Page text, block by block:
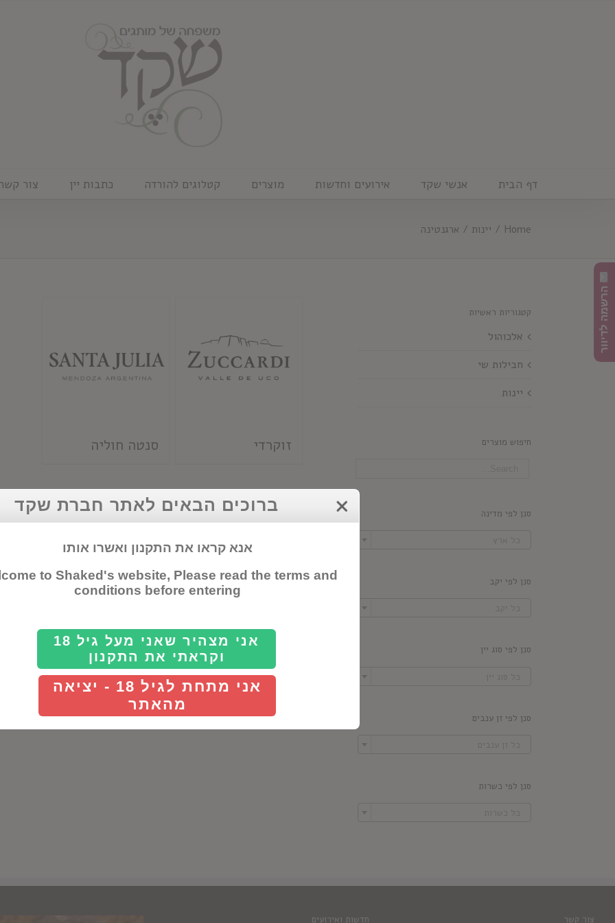
דף הבית אנשי שקד אירועים וחדשות מוצרים קטלוגים להורדה כתבות יין צור
Home
/ יינות / ארגנטינה
זוקרדי סנטה חוליה
קטגוריות ראשיות
אלכוהול
חבילות שי
יינות
חיפוש מוצרים
סנן לפי מדינה
סנן לפי יקב
סנן לפי סוג יין
סנן לפי זן ענבים
סנן לפי כשרות
צור קשר חדשות ואירועים
הרשמה לדיוור
ברוכים הבאים לאתר חברת שקד
אנא קראו את התקנון ואשרו אותו
to Shaked's website, Please read the terms and
conditions before entering
אני מצהיר שאני מעל גיל 18
וקראתי את התקנון
אני מתחת לגיל 18 - יציאה
מהאתר